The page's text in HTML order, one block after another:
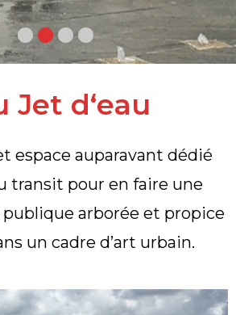
Jet d‘eau
espace auparavant dédié
transit pour en faire une
arborée et propice
un cadre d’art urbain.